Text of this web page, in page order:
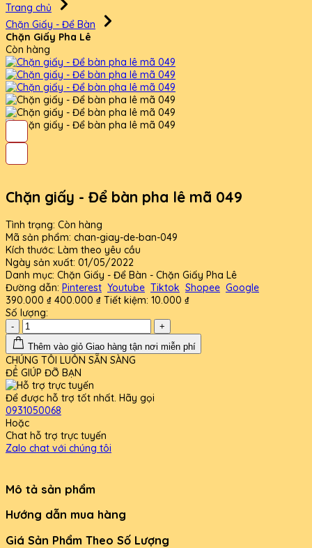
Trang chủ
Chặn Giấy - Để Bàn
Chặn Giấy Pha Lê
Còn hàng
Chặn giấy - Để bàn pha lê mã 049
Tình trạng: Còn hàng
Mã sản phẩm: chan-giay-de-ban-049
Kích thước: Làm theo yêu cầu
Ngày sản xuất: 01/05/2022
Danh mục: Chặn Giấy - Để Bàn - Chặn Giấy Pha Lê
Đường dẫn: Pinterest Youtube Tiktok Shopee Google
390.000 ₫ 400.000 ₫ Tiết kiệm: 10.000 ₫
Số lượng:
-
+
Thêm vào giỏ Giao hàng tận nơi miễn phí
CHÚNG TÔI LUÔN SẴN SÀNG
ĐỂ GIÚP ĐỠ BẠN
Để được hỗ trợ tốt nhất. Hãy gọi
0931050068
Hoặc
Chat hỗ trợ trực tuyến
Zalo chat với chúng tôi
Mô tả sản phẩm
Hướng dẫn mua hàng
Giá Sản Phẩm Theo Số Lượng